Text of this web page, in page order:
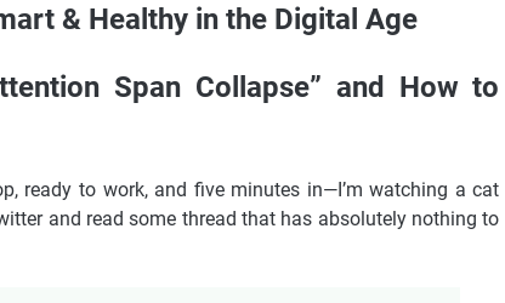
& Healthy in the Digital Age
Span Collapse” and How to
ready to work, and five minutes in—I’m watching a cat
and read some thread that has absolutely nothing to